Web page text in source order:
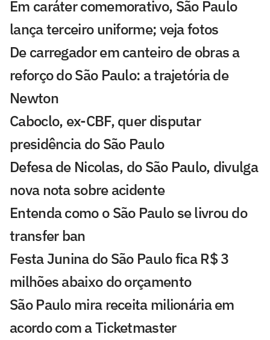
Em caráter comemorativo, São Paulo
lança terceiro uniforme; veja fotos
De carregador em canteiro de obras a
reforço do São Paulo: a trajetória de
Newton
Caboclo, ex-CBF, quer disputar
presidência do São Paulo
Defesa de Nicolas, do São Paulo, divulga
nova nota sobre acidente
Entenda como o São Paulo se livrou do
transfer ban
Festa Junina do São Paulo fica R$ 3
milhões abaixo do orçamento
São Paulo mira receita milionária em
acordo com a Ticketmaster